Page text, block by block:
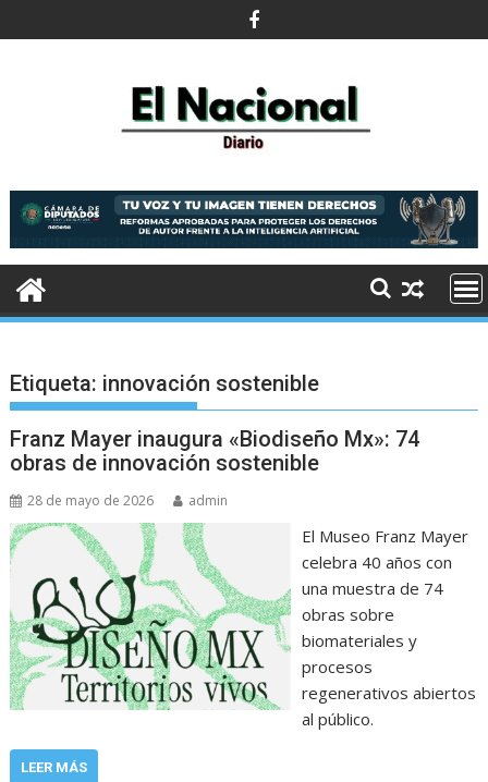
al
Etiqueta: innovación sostenible
Franz Mayer inaugura «Biodiseño Mx»: 74
obras de innovación sostenible
28 de mayo de 2026 admin
El Museo Franz Mayer
celebra 40 años con
una muestra de 74
obras sobre
biomateriales y
procesos
regenerativos abiertos
al público.
LEER MÁS